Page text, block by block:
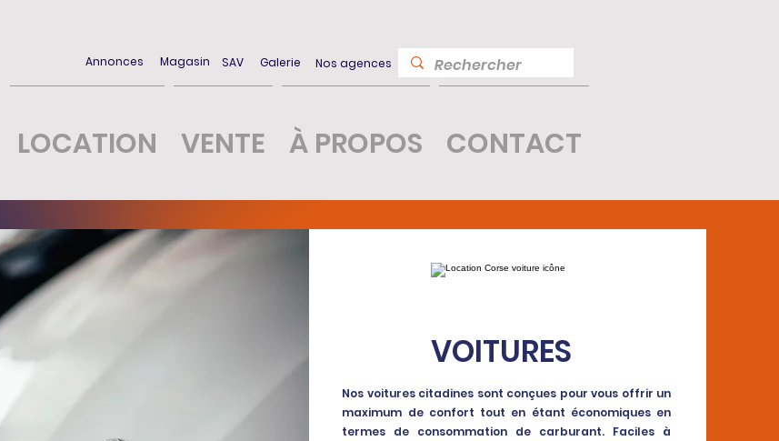
Annonces Magasin SAV Galerie Nos agences
LOCATION VENTE À PROPOS CONTACT
VOITURES
Nos voitures citadines sont conçues pour vous offrir un
maximum de confort tout en étant économiques en
termes de consommation de carburant. Faciles à